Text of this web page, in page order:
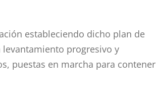
estableciendo dicho plan de
progresivo y
puestas en marcha para contener